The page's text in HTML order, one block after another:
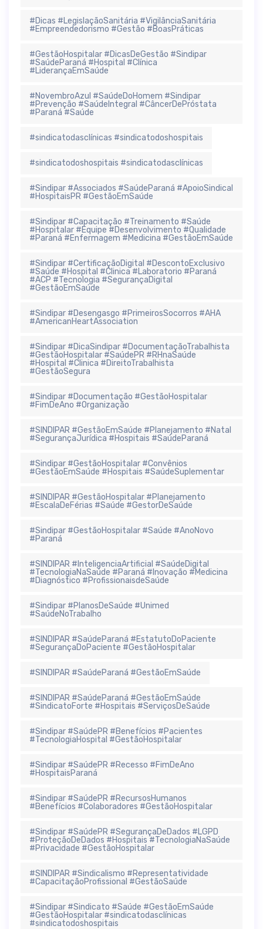
#Dicas #LegislaçãoSanitária #VigilânciaSanitária
#Empreendedorismo #Gestão #BoasPráticas
#GestãoHospitalar #DicasDeGestão #Sindipar
#SaúdeParaná #Hospital #Clínica
#LiderançaEmSaúde
#NovembroAzul #SaúdeDoHomem #Sindipar
#Prevenção #SaúdeIntegral #CâncerDePróstata
#Paraná #Saúde
#sindicatodasclínicas #sindicatodoshospitais
#sindicatodoshospitais #sindicatodasclínicas
#Sindipar #Associados #SaúdeParaná #ApoioSindical
#HospitaisPR #GestãoEmSaúde
#Sindipar #Capacitação #Treinamento #Saúde
#Hospitalar #Equipe #Desenvolvimento #Qualidade
#Paraná #Enfermagem #Medicina #GestãoEmSaúde
#Sindipar #CertificaçãoDigital #DescontoExclusivo
#Saúde #Hospital #Clinica #Laboratorio #Paraná
#ACP #Tecnologia #SegurançaDigital
#GestãoEmSaúde
#Sindipar #Desengasgo #PrimeirosSocorros #AHA
#AmericanHeartAssociation
#Sindipar #DicaSindipar #DocumentaçãoTrabalhista
#GestãoHospitalar #SaúdePR #RHnaSaúde
#Hospital #Clinica #DireitoTrabalhista
#GestãoSegura
#Sindipar #Documentação #GestãoHospitalar
#FimDeAno #Organização
#SINDIPAR #GestãoEmSaúde #Planejamento #Natal
#SegurançaJurídica #Hospitais #SaúdeParaná
#Sindipar #GestãoHospitalar #Convênios
#GestãoEmSaúde #Hospitais #SaúdeSuplementar
#SINDIPAR #GestãoHospitalar #Planejamento
#EscalaDeFérias #Saúde #GestorDeSaúde
#Sindipar #GestãoHospitalar #Saúde #AnoNovo
#Paraná
#SINDIPAR #InteligenciaArtificial #SaúdeDigital
#TecnologiaNaSaúde #Paraná #Inovação #Medicina
#Diagnóstico #ProfissionaisdeSaúde
#Sindipar #PlanosDeSaúde #Unimed
#SaúdeNoTrabalho
#SINDIPAR #SaúdeParaná #EstatutoDoPaciente
#SegurançaDoPaciente #GestãoHospitalar
#SINDIPAR #SaúdeParaná #GestãoEmSaúde
#SINDIPAR #SaúdeParaná #GestãoEmSaúde
#SindicatoForte #Hospitais #ServiçosDeSaúde
#Sindipar #SaúdePR #Benefícios #Pacientes
#TecnologiaHospital #GestãoHospitalar
#Sindipar #SaúdePR #Recesso #FimDeAno
#HospitaisParaná
#Sindipar #SaúdePR #RecursosHumanos
#Benefícios #Colaboradores #GestãoHospitalar
#Sindipar #SaúdePR #SegurançaDeDados #LGPD
#ProteçãoDeDados #Hospitais #TecnologiaNaSaúde
#Privacidade #GestãoHospitalar
#SINDIPAR #Sindicalismo #Representatividade
#CapacitaçãoProfissional #GestãoSaúde
#Sindipar #Sindicato #Saúde #GestãoEmSaúde
#GestãoHospitalar #sindicatodasclínicas
#sindicatodoshospitais